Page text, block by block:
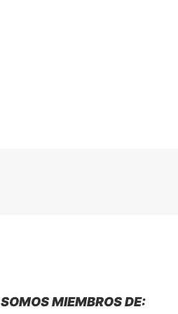
SOMOS MIEMBROS DE: